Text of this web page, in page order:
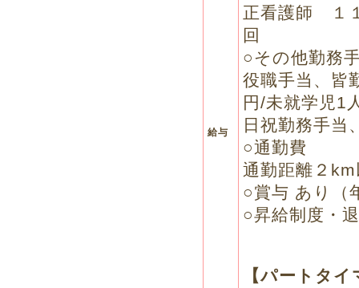
給与
正看護師 １
回
○その他勤
役職手当、皆
円/未就学児1
日祝勤務手当
○通勤費
通勤距離２
○賞与 あり（
○昇給制度・
【パートタイ